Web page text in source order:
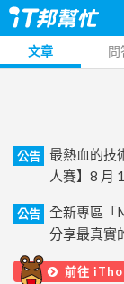
文章 問
公告
最熱血的技
人賽】8 月
公告
全新專區「
分享最真實
前往